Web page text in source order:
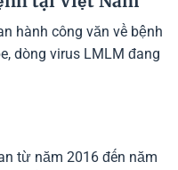
hành công văn về bệnh
dòng virus LMLM đang
từ năm 2016 đến năm